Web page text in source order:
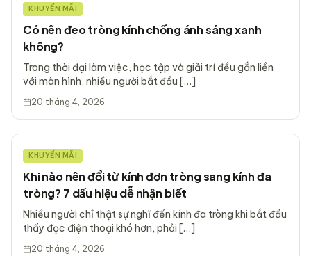
KHUYẾN MÃI
Có nên đeo tròng kính chống ánh sáng xanh
không?
Trong thời đại làm việc, học tập và giải trí đều gắn liền
với màn hình, nhiều người bắt đầu […]
20 tháng 4, 2026
KHUYẾN MÃI
Khi nào nên đổi từ kính đơn tròng sang kính đa
tròng? 7 dấu hiệu dễ nhận biết
Nhiều người chỉ thật sự nghĩ đến kính đa tròng khi bắt đầu
thấy đọc điện thoại khó hơn, phải […]
20 tháng 4, 2026